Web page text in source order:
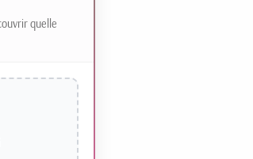
quelle